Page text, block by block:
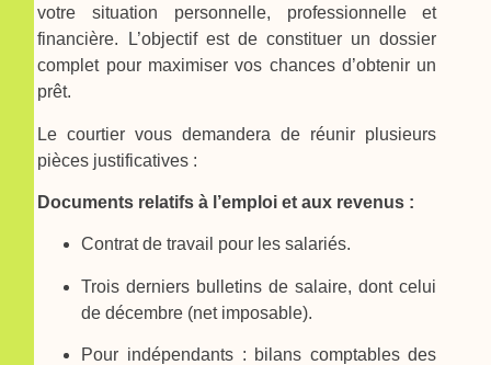
votre situation personnelle, professionnelle et
financière. L’objectif est de constituer un dossier
complet pour maximiser vos chances d’obtenir un
prêt.
Le courtier vous demandera de réunir plusieurs
pièces justificatives :
Documents relatifs à l’emploi et aux revenus :
Contrat de travail pour les salariés.
Trois derniers bulletins de salaire, dont celui
de décembre (net imposable).
Pour indépendants : bilans comptables des